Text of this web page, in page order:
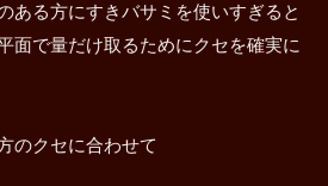
ある方にすきバサミを使いすぎると
面で量だけ取るためにクセを確実に
のクセに合わせて